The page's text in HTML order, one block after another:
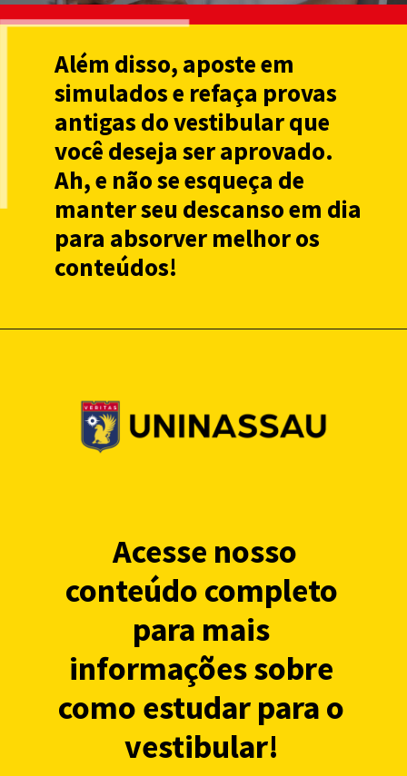
Além disso, aposte em
simulados e refaça provas
antigas do vestibular que
você deseja ser aprovado.
Ah, e não se esqueça de
manter seu descanso em dia
para absorver melhor os
conteúdos!
Acesse nosso
conteúdo completo
para mais
informações sobre
como estudar para o
vestibular!